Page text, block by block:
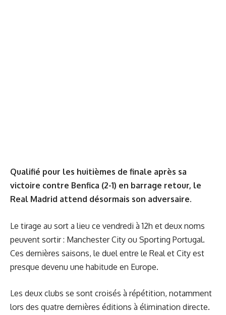
Qualifié pour les huitièmes de finale après sa
victoire contre Benfica (2-1) en barrage retour, le
Real Madrid attend désormais son adversaire.
Le tirage au sort a lieu ce vendredi à 12h et deux noms
peuvent sortir : Manchester City ou Sporting Portugal.
Ces dernières saisons, le duel entre le Real et City est
presque devenu une habitude en Europe.
Les deux clubs se sont croisés à répétition, notamment
lors des quatre dernières éditions à élimination directe.